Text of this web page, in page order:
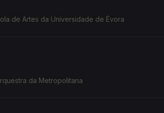
de Artes da Universidade de Évora
da Metropolitana